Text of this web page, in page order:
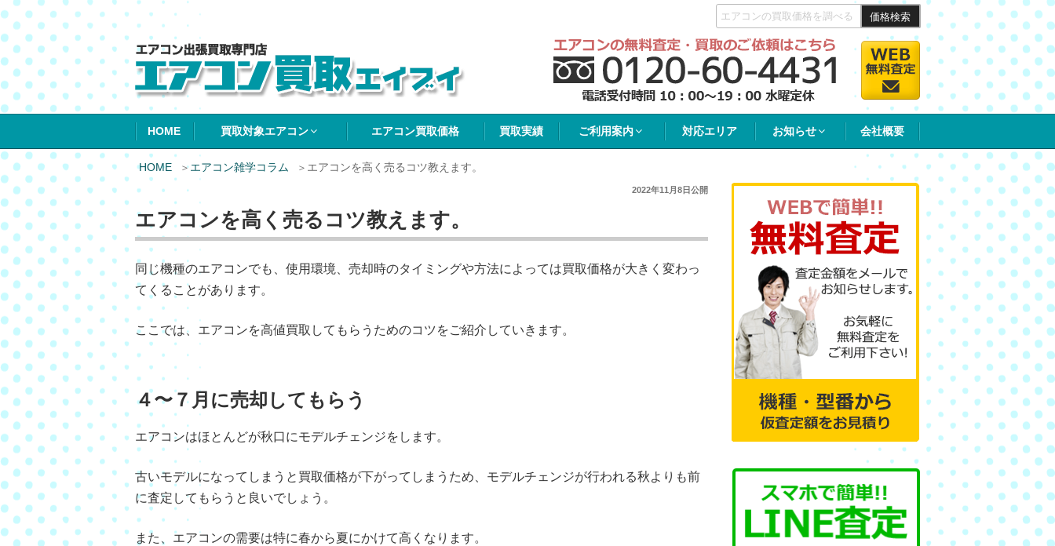
価格検索
エアコン買取エイブイ
HOME 買取対象エアコン エアコン買取価格 買取実績 ご利用案内 対応エリア お知らせ 会社概要
HOME エアコン雑学コラム エアコンを高く売るコツ教えます。
2022年11月8日公開
エアコンを高く売るコツ教えます。
同じ機種のエアコンでも、使用環境、売却時のタイミングや方法によっては買取価格が大きく変わっ
てくることがあります。
ここでは、エアコンを高値買取してもらうためのコツをご紹介していきます。
４〜７月に売却してもらう
エアコンはほとんどが秋口にモデルチェンジをします。
古いモデルになってしまうと買取価格が下がってしまうため、モデルチェンジが行われる秋よりも前
に査定してもらうと良いでしょう。
また、エアコンの需要は特に春から夏にかけて高くなります。